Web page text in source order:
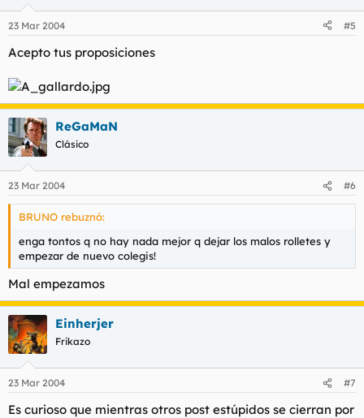
23 Mar 2004 #5
Acepto tus proposiciones
ReGaMaN
Clásico
23 Mar 2004 #6
BRUNO rebuznó:
enga tontos q no hay nada mejor q dejar los malos rolletes y
empezar de nuevo colegis!
Mal empezamos
Einherjer
Frikazo
23 Mar 2004 #7
Es curioso que mientras otros post estúpidos se cierran por